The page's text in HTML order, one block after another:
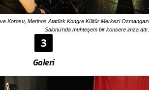
Korosu, Merinos Atatürk Kongre Kültür Merkezi Osmangazi
Salonu’nda muhteşem bir konsere imza attı.
3
Galeri